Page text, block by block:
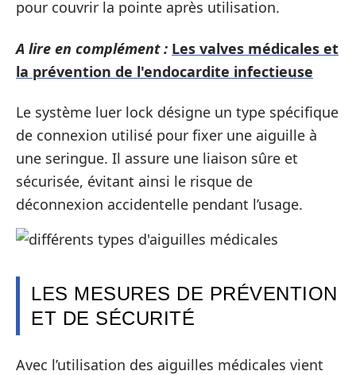
pour couvrir la pointe après utilisation.
A lire en complément : Les valves médicales et
la prévention de l'endocardite infectieuse
Le système luer lock désigne un type spécifique
de connexion utilisé pour fixer une aiguille à
une seringue. Il assure une liaison sûre et
sécurisée, évitant ainsi le risque de
déconnexion accidentelle pendant l’usage.
LES MESURES DE PRÉVENTION
ET DE SÉCURITÉ
Avec l’utilisation des aiguilles médicales vient